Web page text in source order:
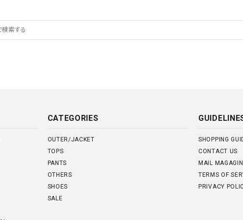
CATEGORIES
OUTER/JACKET
TOPS
PANTS
OTHERS
SHOES
SALE
SHOPPING
CONTACT US
MAIL
TERMS OF
PRIVACY